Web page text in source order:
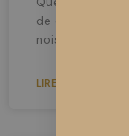
de chanvre ?
noisette grâce
LIRE LA SUITE »